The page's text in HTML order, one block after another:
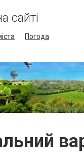
сайті
Погода